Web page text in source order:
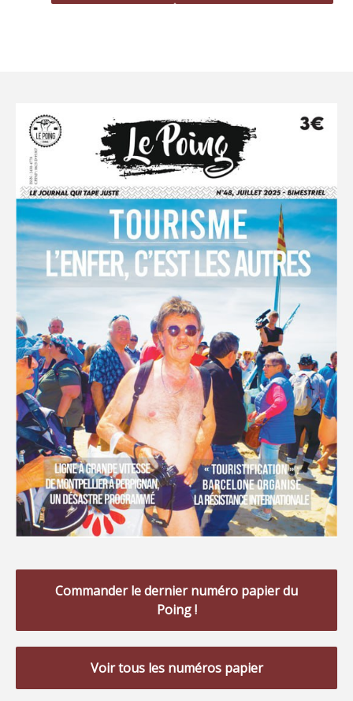
Commander le dernier numéro papier du
Poing !
Voir tous les numéros papier